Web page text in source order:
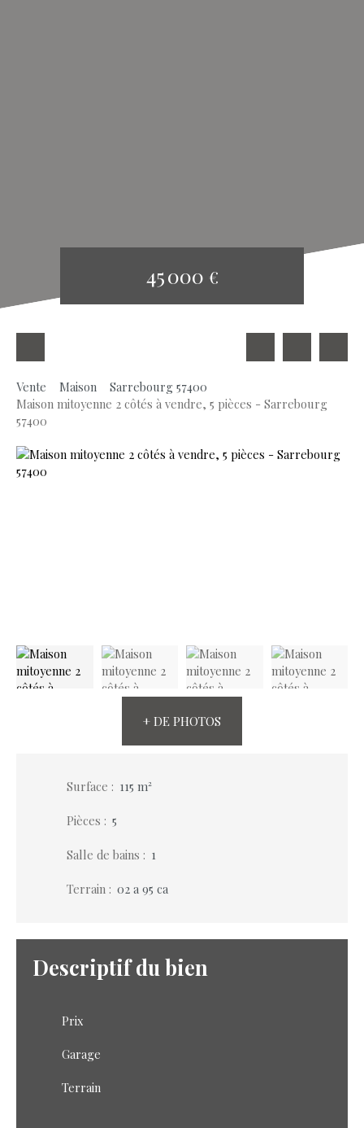
45 000 €
Vente Maison
Sarrebourg 57400
Maison mitoyenne 2 côtés à vendre, 5 pièces - Sarrebourg
57400
+ DE PHOTOS
Surface : 115 m²
Pièces : 5
Salle de bains : 1
Terrain : 02 a 95 ca
Descriptif du bien
Prix
Garage
Terrain